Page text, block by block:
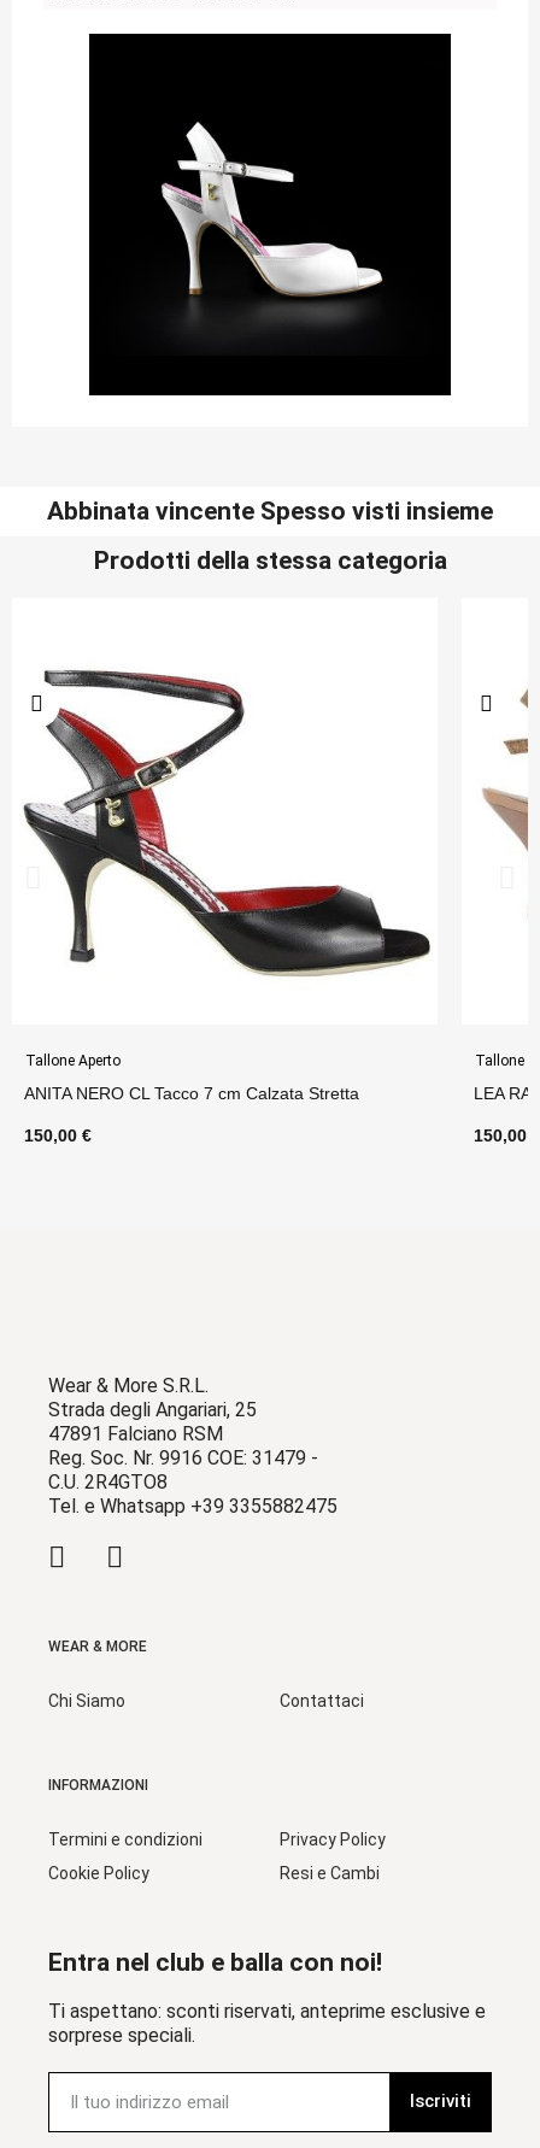
Abbinata vincente Spesso visti insieme
Prodotti della stessa categoria
Tallone Aperto
ANITA NERO CL Tacco 7 cm Calzata Stretta
150,00 €
Tallone
LEA
150,00
Wear & More S.R.L.
Strada degli Angariari, 25
47891 Falciano RSM
Reg. Soc. Nr. 9916 COE: 31479 -
C.U. 2R4GTO8
Tel. e Whatsapp +39 3355882475
WEAR & MORE
Chi Siamo Contattaci
INFORMAZIONI
Termini e condizioni
Cookie Policy
Privacy Policy
Resi e Cambi
Entra nel club e balla con noi!
Ti aspettano: sconti riservati, anteprime esclusive e
sorprese speciali.
Iscriviti